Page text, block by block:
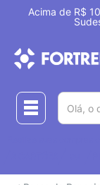
Acima de R$